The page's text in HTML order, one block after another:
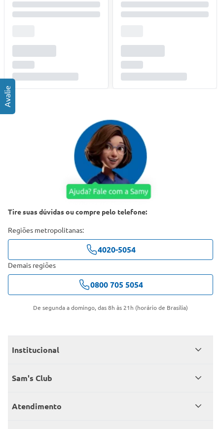
Tire suas dúvidas ou compre pelo telefone:
Regiões metropolitanas:
4020-5054
Demais regiões
0800 705 5054
De segunda a domingo, das 8h às 21h (horário de Brasília)
Institucional
Quem somos
Sam's Club
Seja sócio
Atendimento